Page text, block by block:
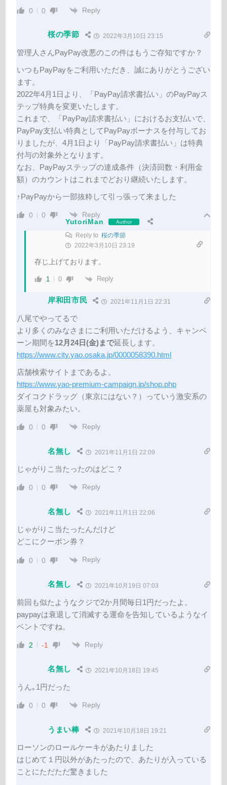
0 0 Reply
桜の季節 2022年3月10日 23:15
管理人さんPayPay改悪のこの件はもうご存知ですか？
いつもPayPayをご利用いただき、誠にありがとうござい
ます。
2022年4月1日より、「PayPay請求書払い」のPayPayス
テップ特典を変更いたします。
これまで、「PayPay請求書払い」におけるお支払いで、
PayPay支払い特典としてPayPayボーナスを付与してお
りましたが、4月1日より「PayPay請求書払い」は特典
付与の対象外となります。
なお、PayPayステップの達成条件（決済回数・利用金
額）のカウントはこれまでどおり継続いたします。
↑PayPayから一部抜粋して引っ張って来ました
0 0
Reply
YutoriMan
Author
Reply to 桜の季節
2022年3月10日 23:19
存じ上げております。
1 0 Reply
岸和田市民 2021年11月1日 22:31
八尾でやってるで
より多くのみなさまにご利用いただけるよう、キャンペ
ーン期間を12月24日(金)まで延長します。
https://www.city.yao.osaka.jp/0000058390.html
店舗検索サイトまであるよ。
https://www.yao-premium-campaign.jp/shop.php
ダイコクドラッグ（東京にはない？）っていう激安系の
薬屋も対象みたい。
0 0 Reply
名無し 2021年11月1日 22:09
じゃがりこ当たったのはどこ？
0 0 Reply
名無し 2021年11月1日 22:06
じゃがりこ当たったんだけど
どこにクーポン券？
0 0 Reply
名無し 2021年10月19日 07:03
前回も似たようなクジで2か月間毎日1円だったよ。
paypayは衰退して消滅する運命を告知しているようなイ
ベントですね。
2 -1 Reply
名無し 2021年10月18日 19:45
うん｡1円だった
0 0 Reply
うまい棒 2021年10月18日 19:21
ローソンのロールケーキがあたりました
はじめて１円以外があたったので、あたりが入っている
ことにただただ驚きました